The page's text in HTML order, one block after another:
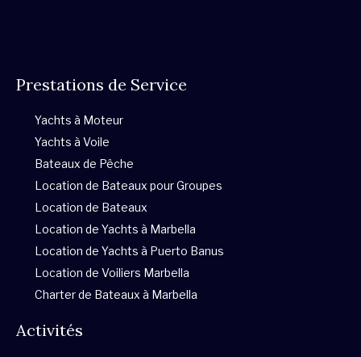
a
t
s
a
p
p
c
e
b
o
o
k
s
a
g
r
a
i
t
e
r
e
Prestations de Service
Yachts à Moteur
Yachts à Voile
Bateaux de Pêche
Location de Bateaux pour Groupes
Location de Bateaux
Location de Yachts à Marbella
Location de Yachts à Puerto Banus
Location de Voiliers Marbella
Charter de Bateaux à Marbella
Activités